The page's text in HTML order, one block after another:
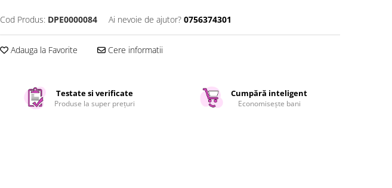
Cod Produs: DPE0000084 Ai nevoie de ajutor? 0756374301
Adauga la Favorite Cere informatii
Testate si verificate
Produse la super prețuri
Cumpără inteligent
Economisește bani